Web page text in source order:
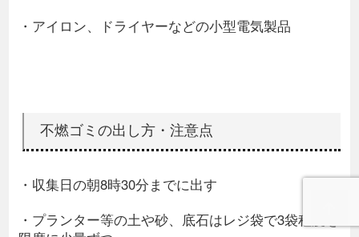
・アイロン、ドライヤーなどの小型電気製品
不燃ゴミの出し方・注意点
・収集日の朝8時30分までに出す
・プランター等の土や砂、底石はレジ袋で3袋程度を